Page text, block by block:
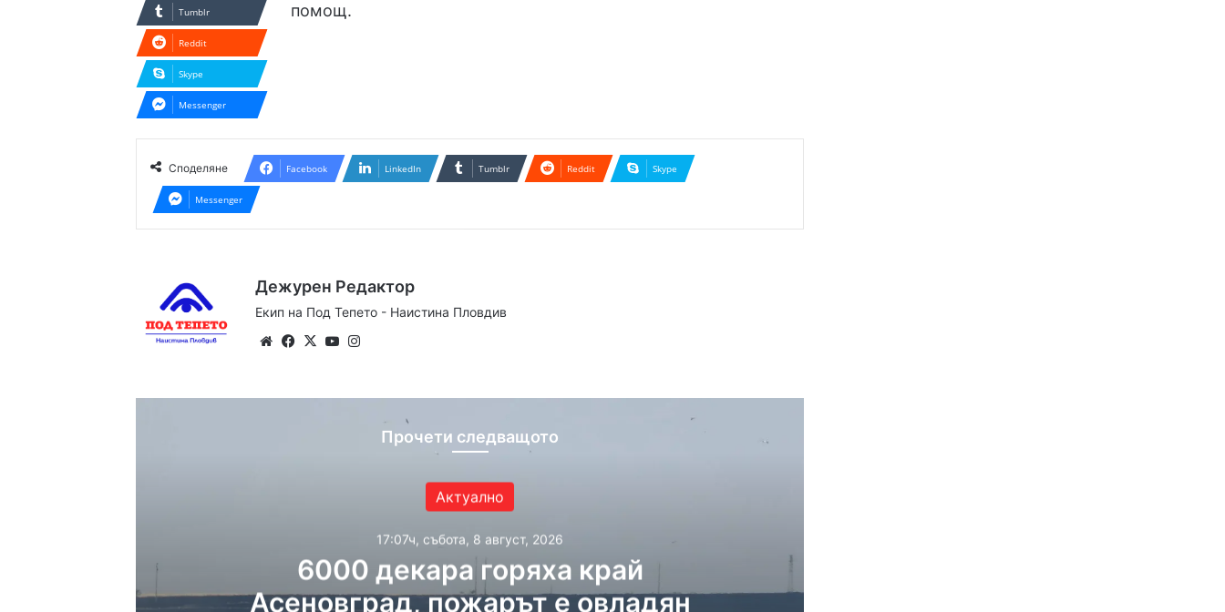
помощ.
Tumblr
Reddit
Skype
Messenger
Споделяне Facebook LinkedIn Tumblr Reddit Skype
Messenger
Дежурен Редактор
Екип на Под Тепето - Наистина Пловдив
WebsiteFacebook
X YouTube
Прочети следващото
Актуално
17:07ч, събота, 8 август, 2026
6000 декара горяха край
Асеновград, пожарът е овладян